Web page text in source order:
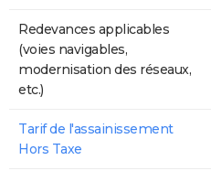
Redevances applicables
(voies navigables,
modernisation des réseaux,
etc.)
Tarif de l'assainissement
Hors Taxe